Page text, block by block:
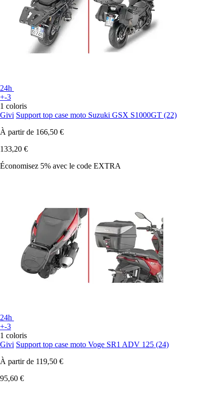
24h
+-3
1 coloris
Givi Support top case moto Suzuki GSX S1000GT (22)
À partir de 166,50 €
133,20 €
Économisez 5% avec le code EXTRA
24h
+-3
1 coloris
Givi Support top case moto Voge SR1 ADV 125 (24)
À partir de 119,50 €
95,60 €